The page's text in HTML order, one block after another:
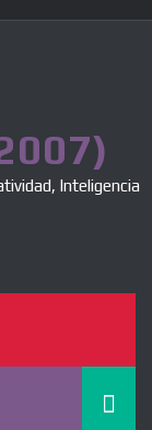
Inteligencia